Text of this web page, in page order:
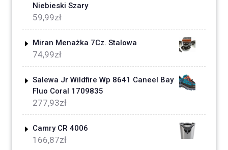
Niebieski Szary
59,99zł
Miran Menażka 7Cz. Stalowa
74,99zł
Salewa Jr Wildfire Wp 8641 Caneel Bay
Fluo Coral 1709835
277,93zł
Camry CR 4006
166,87zł